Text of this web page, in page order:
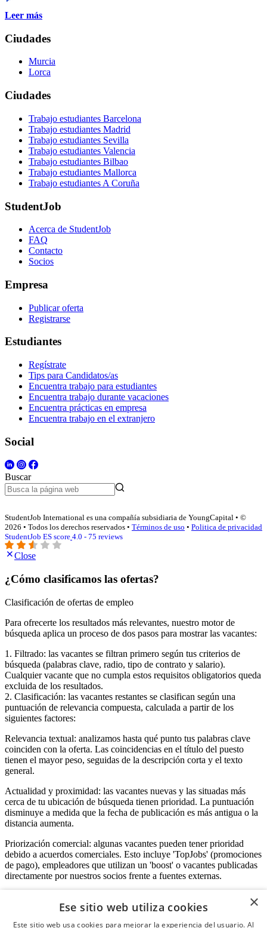
Leer más
Ciudades
Murcia
Lorca
Ciudades
Trabajo estudiantes Barcelona
Trabajo estudiantes Madrid
Trabajo estudiantes Sevilla
Trabajo estudiantes Valencia
Trabajo estudiantes Bilbao
Trabajo estudiantes Mallorca
Trabajo estudiantes A Coruña
StudentJob
Acerca de StudentJob
FAQ
Contacto
Socios
Empresa
Publicar oferta
Registrarse
Estudiantes
Regístrate
Tips para Candidatos/as
Encuentra trabajo para estudiantes
Encuentra trabajo durante vacaciones
Encuentra prácticas en empresa
Encuentra trabajo en el extranjero
Social
Buscar
StudentJob International es una compañía subsidiaria de YoungCapital • ©
2026 • Todos los derechos reservados • Términos de uso • Politica de privacidad
StudentJob ES score 4.0 - 75 reviews
Close
¿Cómo clasificamos las ofertas?
Clasificación de ofertas de empleo
Para ofrecerte los resultados más relevantes, nuestro motor de
búsqueda aplica un proceso de dos pasos para mostrar las vacantes:
1. Filtrado: las vacantes se filtran primero según tus criterios de
búsqueda (palabras clave, radio, tipo de contrato y salario).
Cualquier vacante que no cumpla estos requisitos obligatorios queda
excluida de los resultados.
2. Clasificación: las vacantes restantes se clasifican según una
puntuación de relevancia compuesta, calculada a partir de los
siguientes factores:
Relevancia textual: analizamos hasta qué punto tus palabras clave
coinciden con la oferta. Las coincidencias en el título del puesto
tienen el mayor peso, seguidas de la descripción corta y el texto
general.
Actualidad y proximidad: las vacantes nuevas y las situadas más
cerca de tu ubicación de búsqueda tienen prioridad. La puntuación
disminuye a medida que la fecha de publicación es más antigua o la
distancia aumenta.
Priorización comercial: algunas vacantes pueden tener prioridad
debido a acuerdos comerciales. Esto incluye 'TopJobs' (promociones
de pago), empleadores que utilizan un 'boost' o vacantes publicadas
directamente por nuestros socios frente a fuentes externas.
Acceso empresas
×
Ese sitio web utiliza cookies
Este sitio web usa cookies para mejorar la experiencia del usuario. Al